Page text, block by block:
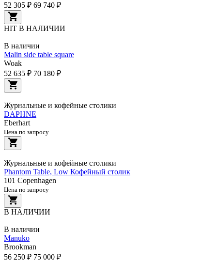
52 305 ₽ 69 740 ₽
HIT В НАЛИЧИИ
В наличии
Malin side table square
Woak
52 635 ₽ 70 180 ₽
Журнальные и кофейные столики
DAPHNE
Eberhart
Цена по запросу
Журнальные и кофейные столики
Phantom Table, Low Кофейный столик
101 Copenhagen
Цена по запросу
В НАЛИЧИИ
В наличии
Manuko
Brookman
56 250 ₽ 75 000 ₽